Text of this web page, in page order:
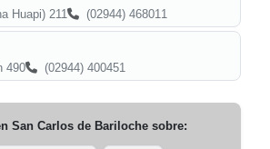
Huapi) 211
(02944) 468011
490
(02944) 400451
San Carlos de Bariloche sobre: